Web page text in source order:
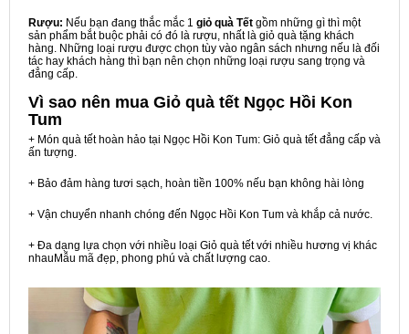
Rượu: Nếu bạn đang thắc mắc 1 giỏ quà Tết gồm những gì thì một
sản phẩm bắt buộc phải có đó là rượu, nhất là giỏ quà tặng khách
hàng. Những loại rượu được chọn tùy vào ngân sách nhưng nếu là đối
tác hay khách hàng thì bạn nên chọn những loại rượu sang trọng và
đẳng cấp.
Vì sao nên mua Giỏ quà tết Ngọc Hồi Kon
Tum
+ Món quà tết hoàn hảo tại Ngọc Hồi Kon Tum: Giỏ quà tết đẳng cấp và
ấn tượng.
+ Bảo đảm hàng tươi sạch, hoàn tiền 100% nếu bạn không hài lòng
+ Vận chuyển nhanh chóng đến Ngọc Hồi Kon Tum và khắp cả nước.
+ Đa dạng lựa chọn với nhiều loại Giỏ quà tết với nhiều hương vị khác
nhauMẫu mã đẹp, phong phú và chất lượng cao.